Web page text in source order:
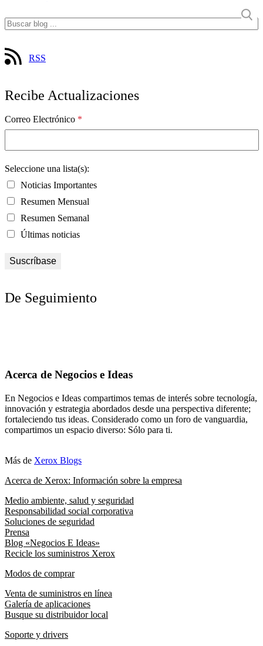
RSS
Recibe Actualizaciones
Correo Electrónico *
Seleccione una lista(s):
Noticias Importantes
Resumen Mensual
Resumen Semanal
Últimas noticias
De Seguimiento
Acerca de Negocios e Ideas
En Negocios e Ideas compartimos temas de interés sobre tecnología,
innovación y estrategia abordados desde una perspectiva diferente;
fortaleciendo tus ideas. Considerado como un foro de vanguardia,
compartimos un espacio diverso: Sólo para ti.
Más de Xerox Blogs
Acerca de Xerox: Información sobre la empresa
Medio ambiente, salud y seguridad
Responsabilidad social corporativa
Soluciones de seguridad
Prensa
Blog «Negocios E Ideas»
Recicle los suministros Xerox
Modos de comprar
Venta de suministros en línea
Galería de aplicaciones
Busque su distribuidor local
Soporte y drivers